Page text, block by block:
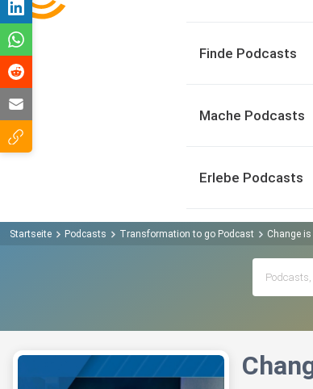
Finde Podcasts
Mache Podcasts
Erlebe Podcasts
Startseite Podcasts Transformation to go Podcast Change